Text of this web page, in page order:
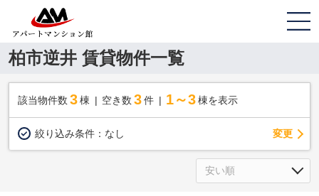
柏市逆井 賃貸物件一覧
該当物件数 3棟 空き数 3 件 1～3 棟を表示
絞り込み条件： なし 変更